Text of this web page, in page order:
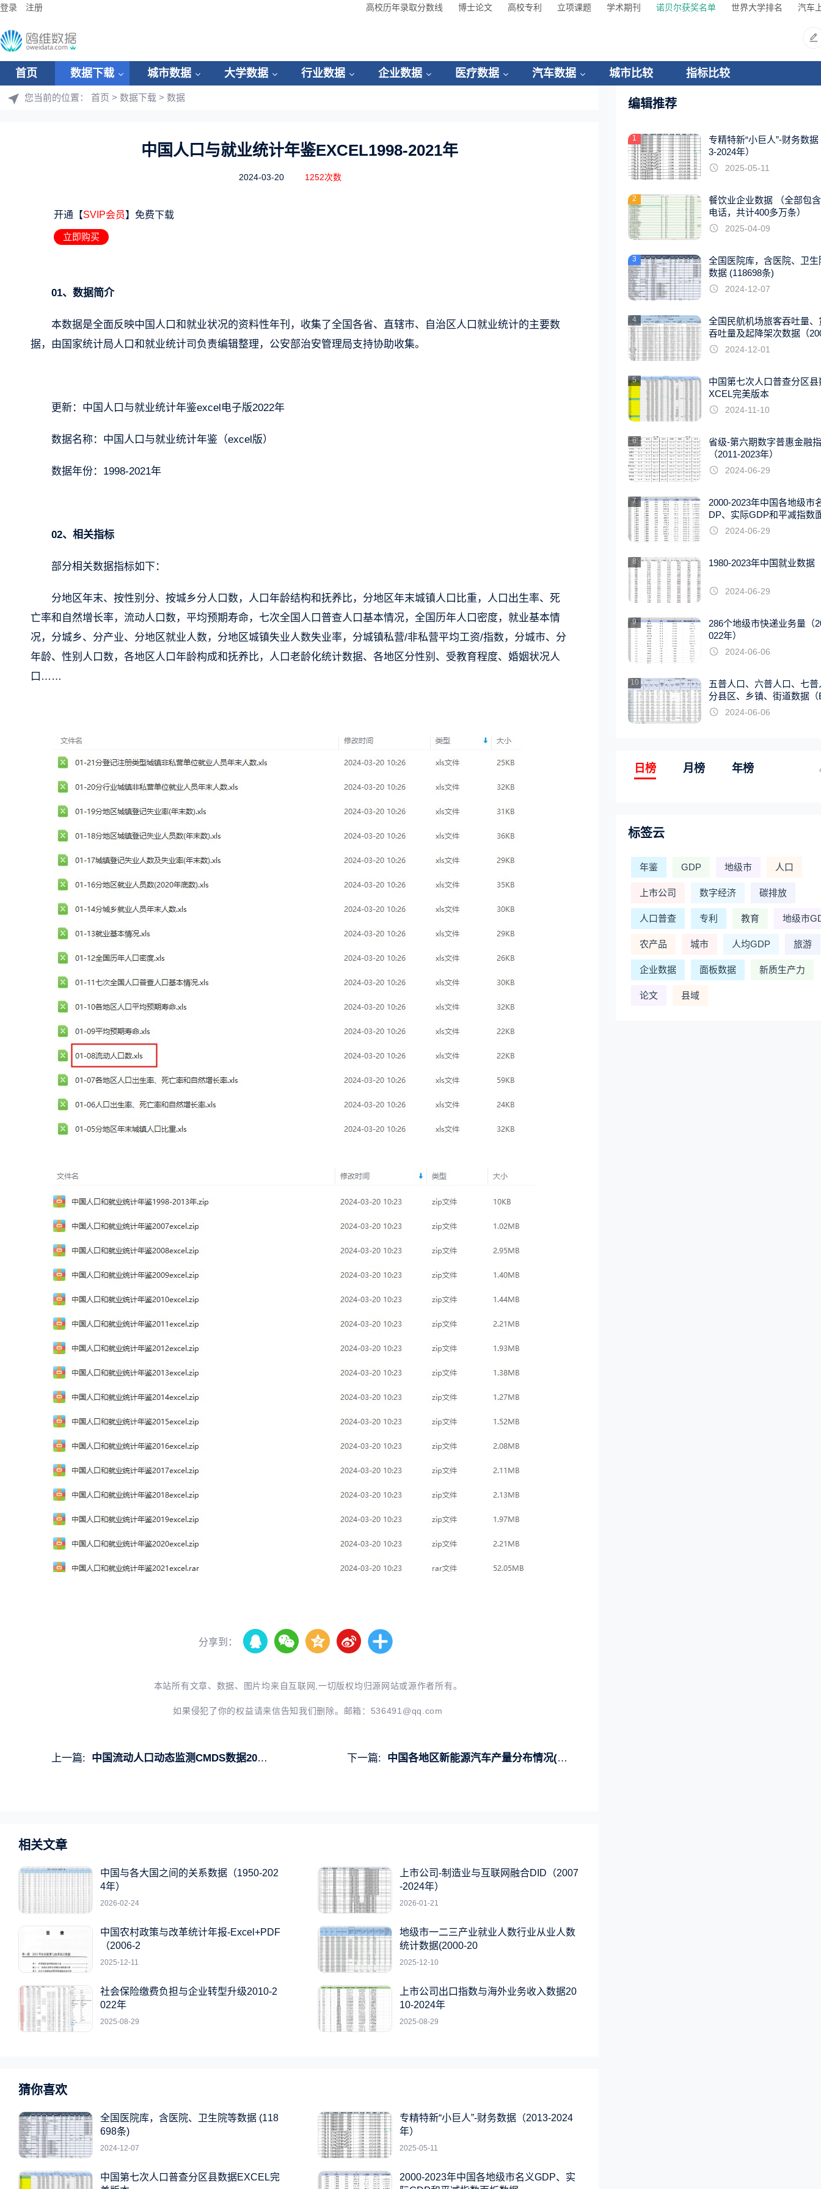
登录 注册 高校历年录取分数线 博士论文 高校专利 立项课题 学术期刊 诺贝尔获奖名单 世界大学排名 汽车
首页 数据下载 城市数据 大学数据 行业数据 企业数据 医疗数据 汽车数据 城市比较 指标比较
您当前的位置： 首页 > 数据下载 > 数据
中国人口与就业统计年鉴EXCEL1998-2021年
2024-03-20 1252次数
开通【SVIP会员】免费下载
立即购买
01、数据简介
本数据是全面反映中国人口和就业状况的资料性年刊，收集了全国各省、直辖市、自治区人口就业统计的主要数
据，由国家统计局人口和就业统计司负责编辑整理，公安部治安管理局支持协助收集。
更新：中国人口与就业统计年鉴excel电子版2022年
数据名称：中国人口与就业统计年鉴（excel版）
数据年份：1998-2021年
02、相关指标
部分相关数据指标如下：
分地区年末、按性别分、按城乡分人口数，人口年龄结构和抚养比，分地区年末城镇人口比重，人口出生率、死
亡率和自然增长率，流动人口数，平均预期寿命，七次全国人口普查人口基本情况，全国历年人口密度，就业基本情
况，分城乡、分产业、分地区就业人数，分地区城镇失业人数失业率，分城镇私营/非私营平均工资/指数，分城市、分
年龄、性别人口数，各地区人口年龄构成和抚养比，人口老龄化统计数据、各地区分性别、受教育程度、婚姻状况人
口……
分享到：
本站所有文章、数据、图片均来自互联网,一切版权均归源网站或源作者所有。
如果侵犯了你的权益请来信告知我们删除。邮箱： 536491@qq.com
上一篇: 中国流动人口动态监测CMDS数据2011-2018年 下一篇: 中国各地区新能源汽车产量分布情况(2015-2022年)
相关文章
中国与各大国之间的关系数据（1950-202
4年）
2026-02-24
上市公司-制造业与互联网融合DID（2007
-2024年）
2026-01-21
中国农村政策与改革统计年报-Excel+PDF
（2006-2
2025-12-11
地级市一二三产业就业人数行业从业人数
统计数据(2000-20
2025-12-10
社会保险缴费负担与企业转型升级2010-2
022年
2025-08-29
上市公司出口指数与海外业务收入数据20
10-2024年
2025-08-29
猜你喜欢
全国医院库，含医院、卫生院等数据 (118
698条)
2024-12-07
专精特新“小巨人”-财务数据（2013-2024
年）
2025-05-11
中国第七次人口普查分区县数据EXCEL完
2000-2023年中国各地级市名义GDP、实
编辑推荐
1
专精特新“小巨人”-财务数据
3-2024年）
2025-05-11
2
餐饮业企业数据 （全部包
电话，共计400多万条）
2025-04-09
3
全国医院库，含医院、卫生
数据 (118698条)
2024-12-07
4
全国民航机场旅客吞吐量、
吞吐量及起降架次数据（
22年）2024-12-01
5
中国第七次人口普查分区县
XCEL完美版本
2024-11-10
6
省级-第六期数字普惠金融
（2011-2023年）
2024-06-29
7
2000-2023年中国各地级市
DP、实际GDP和平减指数
据
2024-06-29
8 1980-2023年中国就业数据
2024-06-29
9
286个地级市快递业务量（
022年）
2024-06-06
10
五普人口、六普人口、七普
分县区、乡镇、街道数据（
EL版）2024-06-06
日榜 月榜 年榜
标签云
年鉴 GDP 地级市 人口
上市公司 数字经济 碳排放
人口普查 专利 教育 地级市
农产品 城市 人均GDP 旅游
企业数据 面板数据 新质生产力
论文 县域